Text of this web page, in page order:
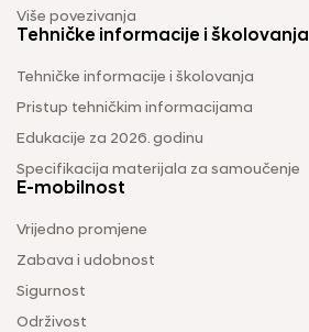
Više povezivanja
Tehničke informacije i školovanja
Tehničke informacije i školovanja
Pristup tehničkim informacijama
Edukacije za 2026. godinu
Specifikacija materijala za samoučenje
E-mobilnost
Vrijedno promjene
Zabava i udobnost
Sigurnost
Održivost